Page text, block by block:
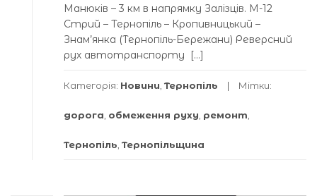
Манюків – 3 км в напрямку Залізців. М-12
Стрий – Тернопіль – Кропивницький –
Знам’янка (Тернопіль-Бережани) Реверсний
рух автотранспорту […]
Категорія: Новини Тернопіль Мітки:
дорога обмеження руху ремонт
Тернопіль Тернопільщина